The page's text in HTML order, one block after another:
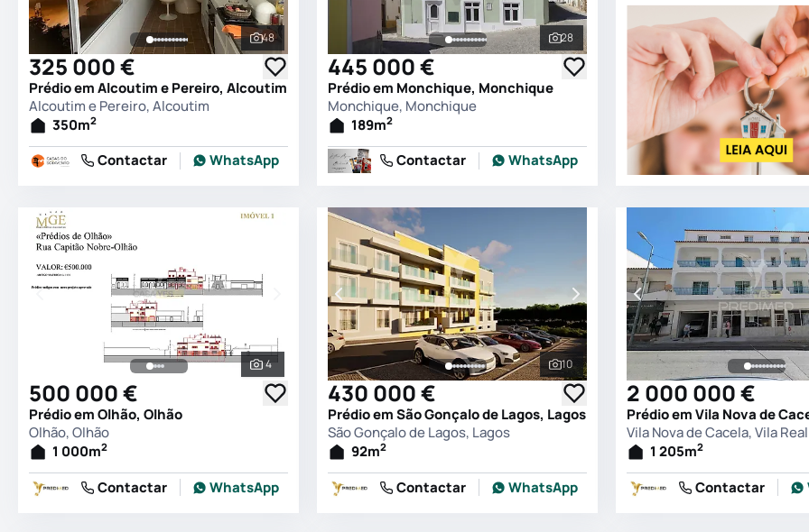
Ver todas as fotografias
48
325 000 €
Prédio em Alcoutim e Pereiro, Alcoutim
Alcoutim e Pereiro, Alcoutim
350m2
Contactar WhatsApp
Ver todas as fotografias
28
445 000 €
Prédio em Monchique, Monchique
Monchique, Monchique
189m2
Contactar WhatsApp
Ver todas as fotografias
4
500 000 €
Prédio em Olhão, Olhão
Olhão, Olhão
1 000m2
Contactar WhatsApp
Ver todas as fotografias
10
430 000 €
Prédio em São Gonçalo de Lagos, Lagos
São Gonçalo de Lagos, Lagos
92m2
Contactar WhatsApp
2 000 000 €
1 205m2
Contactar